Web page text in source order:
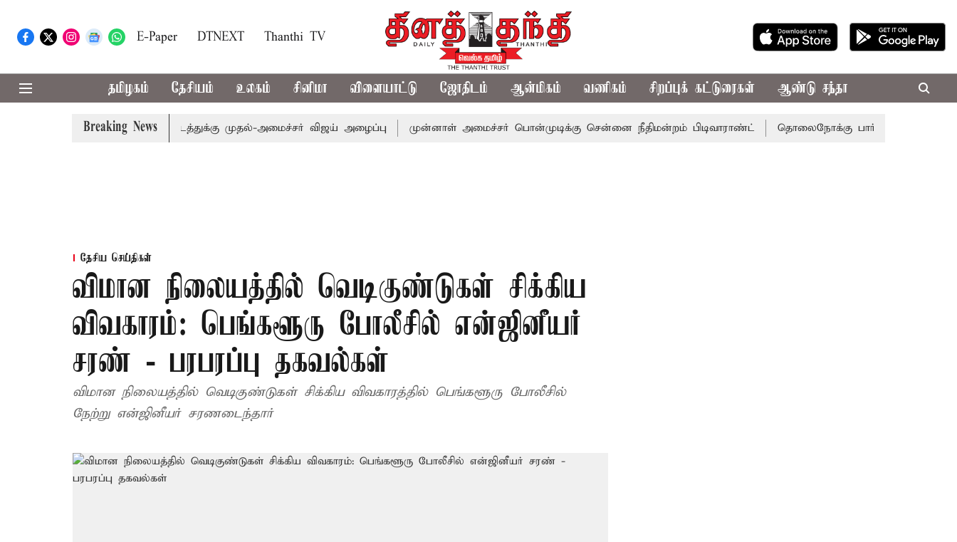
E-Paper DTNEXT Thanthi TV
தமிழகம் தேசியம் உலகம் சினிமா விளையாட்டு ஜோதிடம் ஆன்மிகம் வணிகம் சிறப்புக் கட்டுரைகள் ஆண்டு சந்தா
Breaking News
விவகாரம்: எம்.பி.க்கள் கூட்டத்துக்கு முதல்-அமைச்சர் விஜய் அழைப்பு முன்னாள் அமைச்சர் பொன்முடிக்கு சென்னை நீதிமன்றம் பிடிவாராண்ட் தொலைநோக்கு பார்வையுடன் கூடிய
தேசிய செய்திகள்
விமான நிலையத்தில் வெடிகுண்டுகள் சிக்கிய
விவகாரம்: பெங்களூரு போலீசில் என்ஜினீயர்
சரண் - பரபரப்பு தகவல்கள்
விமான நிலையத்தில் வெடிகுண்டுகள் சிக்கிய விவகாரத்தில் பெங்களூரு போலீசில்
நேற்று என்ஜினீயர் சரணடைந்தார்